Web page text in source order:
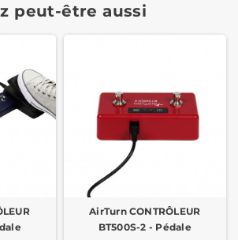
peut-être aussi
AirTurn CONTRÔLEUR
BT500S-2 - Pédale